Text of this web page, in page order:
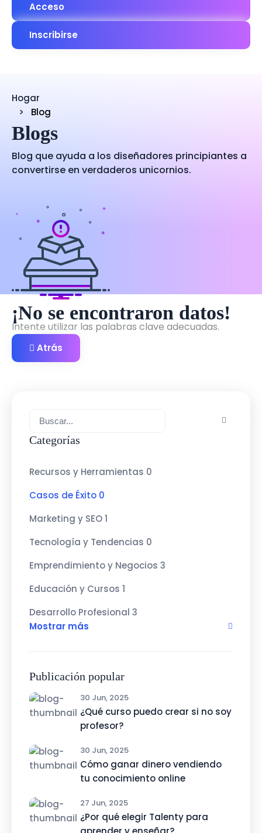
Acceso
Inscribirse
Hogar
Blog
Blogs
Blog que ayuda a los diseñadores principiantes a
convertirse en verdaderos unicornios.
¡No se encontraron datos!
Intente utilizar las palabras clave adecuadas.
Atrás
Categorías
Recursos y Herramientas 0
Casos de Éxito 0
Marketing y SEO1
Tecnología y Tendencias 0
Emprendimiento y Negocios 3
Educación y Cursos 1
Desarrollo Profesional 3
Mostrar más
Publicación popular
30 Jun, 2025
¿Qué curso puedo crear si no soy
profesor?
30 Jun, 2025
Cómo ganar dinero vendiendo
tu conocimiento online
27 Jun, 2025
¿Por qué elegir Talenty para